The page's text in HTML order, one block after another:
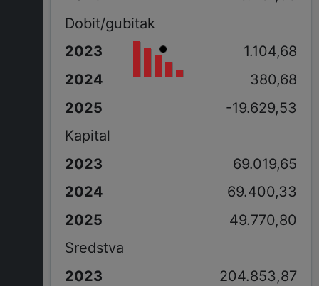
Dobit/gubitak
1.104,68
380,68
-19.629,53
Kapital
69.019,65
69.400,33
49.770,80
Sredstva
204.853,87